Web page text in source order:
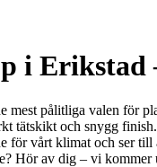
i
mest pålitliga valen för
tätskikt och snygg
för vårt klimat och ser
Hör av dig – vi